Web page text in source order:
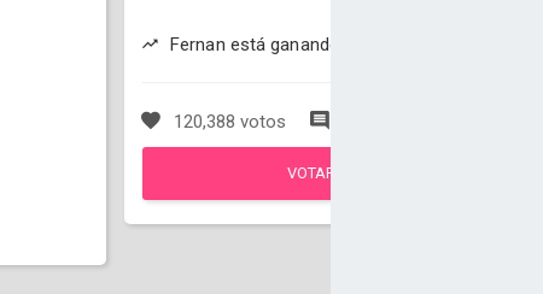
Fernan está ganando
120,388 votos
VOTAR